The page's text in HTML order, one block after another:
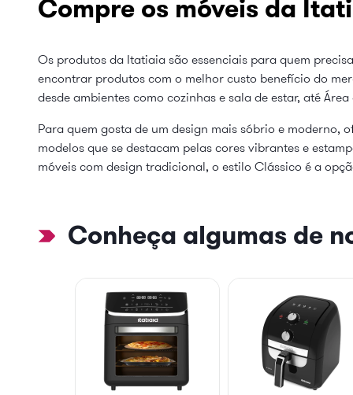
Compre os móveis da
Os produtos da Itatiaia são essenciais para quem
encontrar produtos com o melhor custo benefício do
desde ambientes como cozinhas e sala de estar, até
Para quem gosta de um design mais sóbrio e moderno,
modelos que se destacam pelas cores vibrantes e
móveis com design tradicional, o estilo Clássico é a
Conheça algumas de